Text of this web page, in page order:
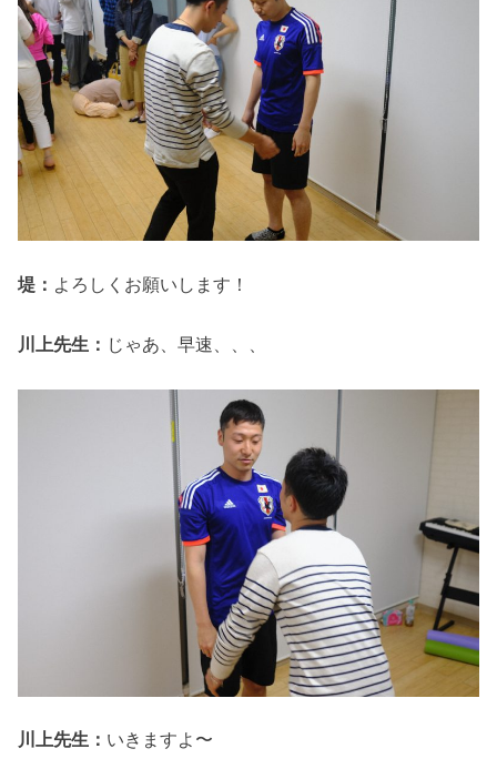
堤： よろしくお願いします！
川上先生： じゃあ、早速、、、
川上先生： いきますよ〜